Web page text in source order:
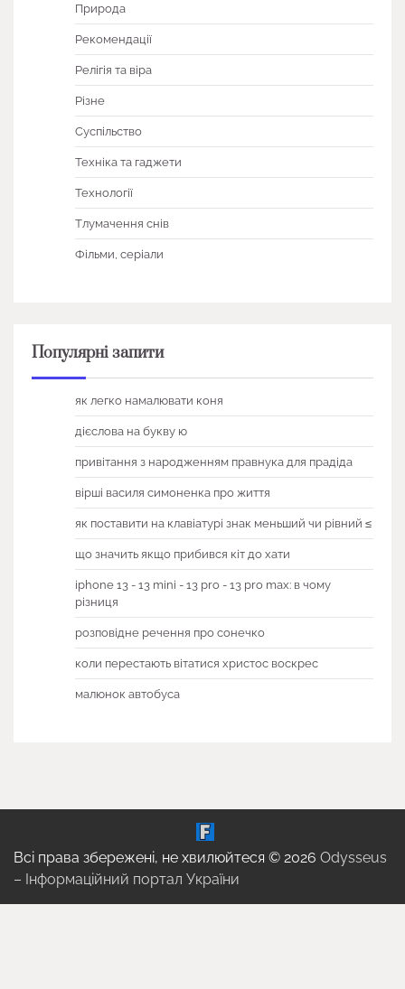
Природа
Рекомендації
Релігія та віра
Різне
Суспільство
Техніка та гаджети
Технології
Тлумачення снів
Фільми, серіали
Популярні запити
як легко намалювати коня
дієслова на букву ю
привітання з народженням правнука для прадіда
вірші василя симоненка про життя
як поставити на клавіатурі знак меньший чи рівний ≤
що значить якщо прибився кіт до хати
iphone 13 - 13 mini - 13 pro - 13 pro max: в чому
різниця
розповідне речення про сонечко
коли перестають вітатися христос воскрес
малюнок автобуса
Всі права збережені, не хвилюйтеся © 2026 Odysseus
– Інформаційний портал України